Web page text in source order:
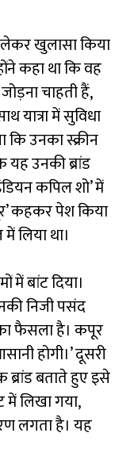
खुलासा किया
कहा था कि वह
चाहती हैं,
यात्रा में सुविधा
कि उनका स्क्रीन
यह उनकी ब्रांड
कपिल शो’ में
कहकर पेश किया
लिया था।
बांट दिया।
निजी पसंद
फैसला है। कपूर
होगी।’ दूसरी
बताते हुए इसे
लिखा गया,
लगता है। यह